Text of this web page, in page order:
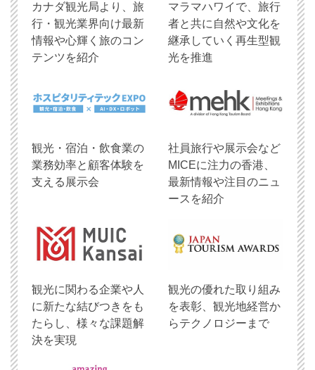
​カナダ観光局より、旅
行・観光業界向け最新
情報や心輝く旅のコン
テンツを紹介
マラマハワイで、旅行
者と共に自然や文化を
継承していく再生型観
光を推進
観光・宿泊・飲食業の
業務効率と顧客体験を
支える展示会
社員旅行や展示会など
MICEに注力の香港、
最新情報や注目のニュ
ースを紹介
観光に関わる企業や人
に新たな結びつきをも
たらし、様々な課題解
決を実現
観光の優れた取り組み
を表彰、観光地経営か
らテクノロジーまで